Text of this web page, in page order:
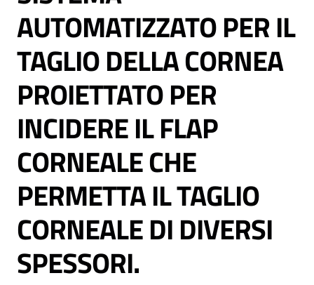
t
a
d
e
i
S
e
r
v
i
z
i
P
a
r
AUTOMATIZZATO PER IL
TAGLIO DELLA CORNEA
PROIETTATO PER
INCIDERE IL FLAP
CORNEALE CHE
PERMETTA IL TAGLIO
CORNEALE DI DIVERSI
SPESSORI.